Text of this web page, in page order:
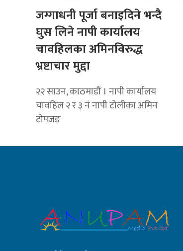
जग्गाधनी पूर्जा बनाइदिने भन्दै
घुस लिने नापी कार्यालय
चावहिलका अमिनविरुद्ध
भ्रष्टाचार मुद्दा
२२ साउन, काठमाडौं । नापी कार्यालय
चावहिल २ र ३ नं नापी टोलीका अमिन
टोपजङ